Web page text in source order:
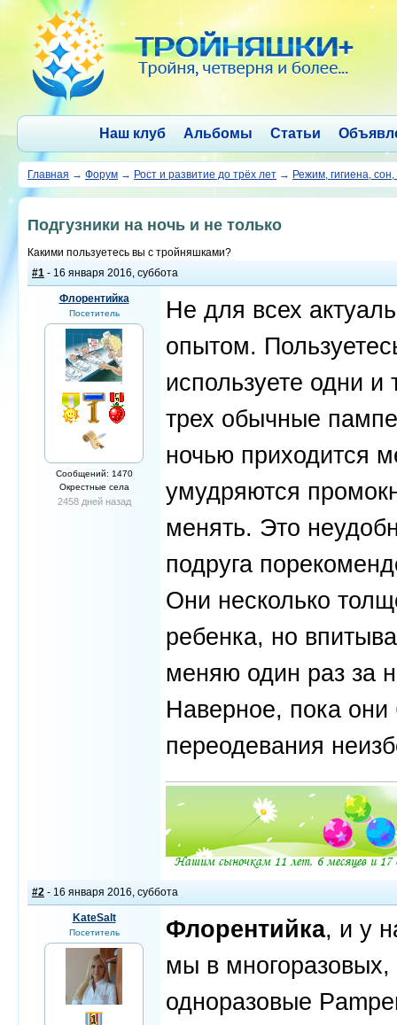
Наш клуб Альбомы Статьи
Главная → Форум → Рост и развитие до трёх лет → Режим, гигиена,
Подгузники на ночь и не только
Какими пользуетесь вы с тройняшками?
#1 - 16 января 2016, суббота
Флорентийка
Посетитель
Сообщений: 1470
Окрестные села
2458 дней назад
Не для всех
опытом.
используете одни
трех обычные
ночью приходится
умудряются
менять. Это
подруга
Они несколько
ребенка, но
меняю один раз за
Наверное, пока они
переодевания
#2 - 16 января 2016, суббота
KateSalt
Посетитель Флорентийка, и у
мы в многоразовых,
одноразовые